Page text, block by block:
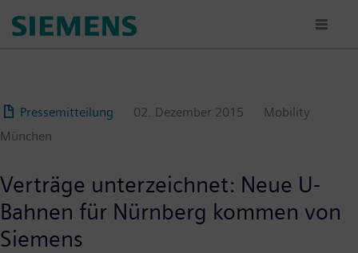
para
Pressemitteilung
02. Dezember 2015
Mobility
München
Verträge unterzeichnet: Neue U-
Bahnen für Nürnberg kommen von
Siemens